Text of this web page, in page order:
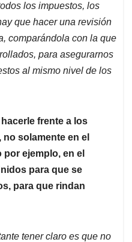
los impuestos, los
que hacer una revisión
comparándola con la que
para asegurarnos
al mismo nivel de los
frente a los
solamente en el
ejemplo, en el
para que se
para que rindan
tener claro es que no